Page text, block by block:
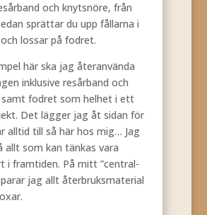
och knytsnöre, från
sprättar du upp fållarna i
lossar på fodret.
här ska jag återanvända
inklusive resårband och
fodret som helhet i ett
Det lägger jag åt sidan för
alltid till så här hos mig… Jag
allt som kan tänkas vara
i framtiden. På mitt ”central-
jag allt återbruksmaterial